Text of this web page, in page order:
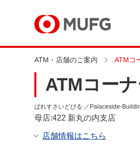
ATM・店舗のご案内 ATMコ
ATMコー
ぱれすさいどびる ／Palaceside-
母店:422 新丸の内支店
店舗情報はこちら